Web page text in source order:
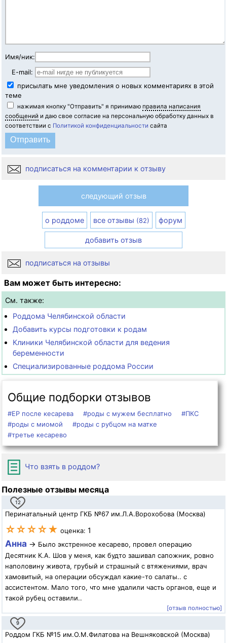
Имя/ник:
E-mail:
присылать мне уведомления о новых комментариях в этой
теме
нажимая кнопку "Отправить" я принимаю правила написания
сообщений и даю свое согласие на персональную обработку данных в
соответствии с Политикой конфиденциальности сайта
подписаться на комментарии к отзыву
следующий отзыв
о роддоме все отзывы (82) форум
добавить отзыв
подписаться на отзывы
Вам может быть интересно:
См. также:
Роддома Челябинской области
Добавить курсы подготовки к родам
Клиники Челябинской области для ведения
беременности
Специализированные роддома России
Общие подборки отзывов
#ЕР после кесарева #роды с мужем бесплатно
#ПКС
#роды с миомой
#роды с рубцом на матке
#третье кесарево
Что взять в роддом?
Полезные отзывы месяца
12
Перинатальный центр ГКБ №67 им.Л.А.Ворохобова (Москва)
☆☆☆☆★ оценка: 1
Анна → Было экстренное кесарево, провел операцию
Десятник К.А. Шов у меня, как будто зашивал сапожник, ровно
наполовину живота, грубый и страшный с втяжениями, врач
хамовитый, на операции обсуждал какие-то салаты.. с
ассистентом. Мало того, что мне удалили часть органов, еще и
такой рубец оставили..
[отзыв полностью]
9
Роддом ГКБ №15 им.О.М.Филатова на Вешняковской (Москва)